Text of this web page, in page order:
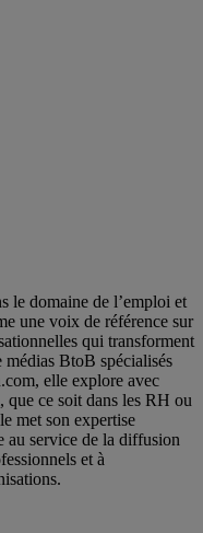
le domaine de l’emploi et
une voix de référence sur
qui transforment
BtoB spécialisés
elle explore avec
que ce soit dans les RH ou
met son expertise
au service de la diffusion
et à